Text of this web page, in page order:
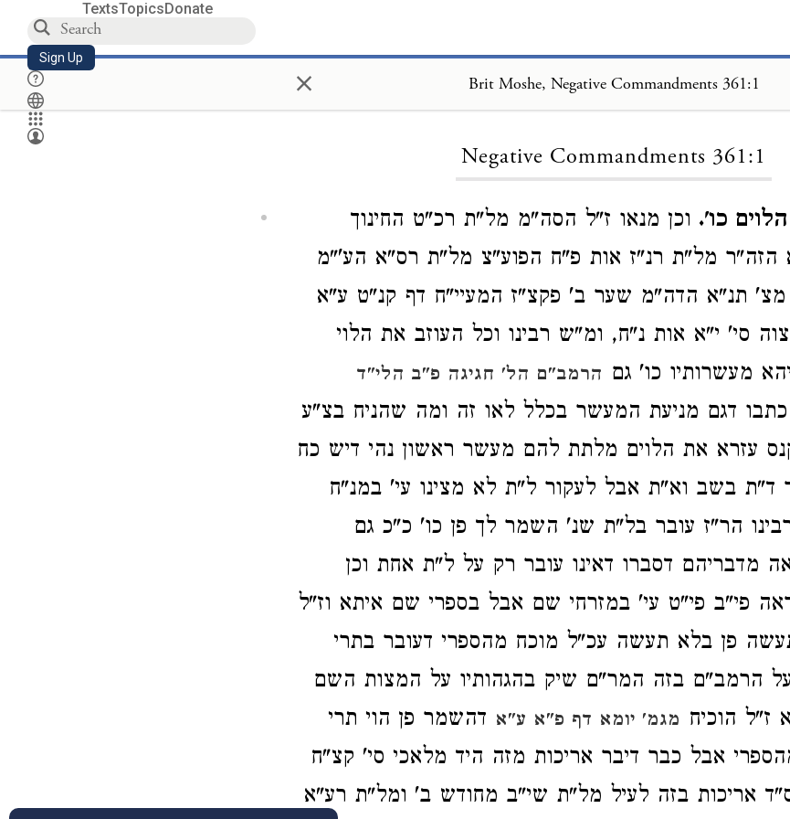
TextsTopicsDonate
Sign Up × Brit Moshe, Negative Commandments 361:1
Negative Commandments 361:1
כו'. וכן מנאו ז"ל הסה"מ מל"ת רכ"ט החינוך
מל"ת רנ"ז אות פ"ח הפוע"צ מל"ת רס"א הע'"מ
תנ"א הדה"מ שער ב' פקצ"ז המעיי"ח דף קנ"ט ע"א
סי' י"א אות נ"ח, ומ"ש רבינו וכל העוזב את הלוי
מעשרותיו כו' גם הרמב"ם הל' חגיגה פ"ב הלי"ד
כתבו דגם מניעת המעשר בכלל לאו זה ומה שהניח בצ"ע
עזרא את הלוים מלתת להם מעשר ראשון נהי דיש כח
ד"ת בשב וא"ת אבל לעקור ל"ת לא מצינו עי' במנ"ח
הר"ז עובר בל"ת שנ' השמר לך פן כו' כ"כ גם
מדבריהם דסברו דאינו עובר רק על ל"ת אחת וכן
פי"ב פי"ט עי' במזרחי שם אבל בספרי שם איתא וז"ל
פן בלא תעשה עכ"ל מוכח מהספרי דעובר בתרי
על הרמב"ם בזה המר"ם שיק בהגהותיו על המצות השם
ז"ל הוכיח מגמ' יומא דף פ"א ע"א דהשמר פן הוי תרי
אבל כבר דיבר אריכות מזה היד מלאכי סי' קצ"ח
אריכות בזה לעיל מל"ת שי"ב מחודש ב' ומל"ת רע"א